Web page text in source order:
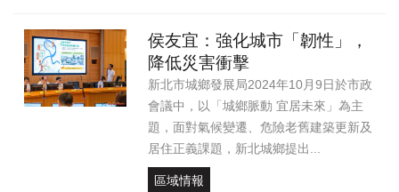
侯友宜：強化城市「韌性」，
降低災害衝擊
新北市城鄉發展局2024年10月9日於市政
會議中，以「城鄉脈動 宜居未來」為主
題，面對氣候變遷、危險老舊建築更新及
居住正義課題，新北城鄉提出...
區域情報